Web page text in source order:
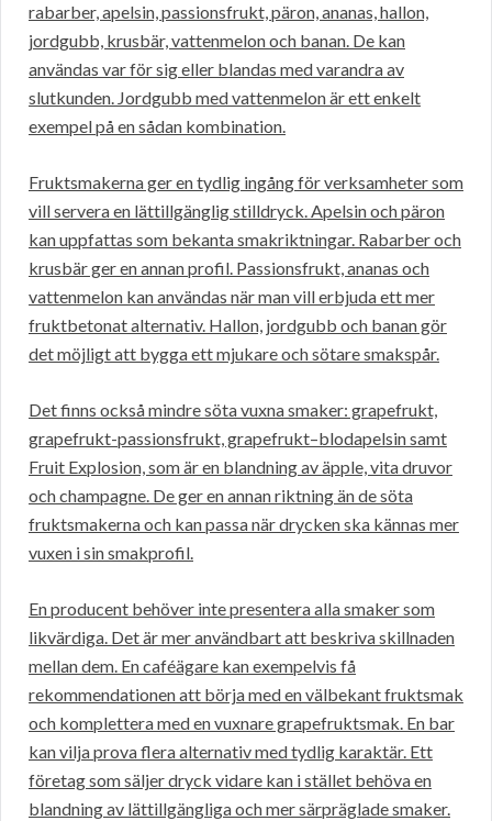
rabarber, apelsin, passionsfrukt, päron, ananas, hallon,
jordgubb, krusbär, vattenmelon och banan. De kan
användas var för sig eller blandas med varandra av
slutkunden. Jordgubb med vattenmelon är ett enkelt
exempel på en sådan kombination.
Fruktsmakerna ger en tydlig ingång för verksamheter som
vill servera en lättillgänglig stilldryck. Apelsin och päron
kan uppfattas som bekanta smakriktningar. Rabarber och
krusbär ger en annan profil. Passionsfrukt, ananas och
vattenmelon kan användas när man vill erbjuda ett mer
fruktbetonat alternativ. Hallon, jordgubb och banan gör
det möjligt att bygga ett mjukare och sötare smakspår.
Det finns också mindre söta vuxna smaker: grapefrukt,
grapefrukt-passionsfrukt, grapefrukt–blodapelsin samt
Fruit Explosion, som är en blandning av äpple, vita druvor
och champagne. De ger en annan riktning än de söta
fruktsmakerna och kan passa när drycken ska kännas mer
vuxen i sin smakprofil.
En producent behöver inte presentera alla smaker som
likvärdiga. Det är mer användbart att beskriva skillnaden
mellan dem. En caféägare kan exempelvis få
rekommendationen att börja med en välbekant fruktsmak
och komplettera med en vuxnare grapefruktsmak. En bar
kan vilja prova flera alternativ med tydlig karaktär. Ett
företag som säljer dryck vidare kan i stället behöva en
blandning av lättillgängliga och mer särpräglade smaker.